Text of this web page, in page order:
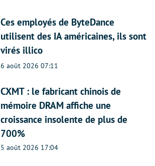
Ces employés de ByteDance
utilisent des IA américaines, ils sont
virés illico
6 août 2026 07:11
CXMT : le fabricant chinois de
mémoire DRAM affiche une
croissance insolente de plus de
700%
5 août 2026 17:04